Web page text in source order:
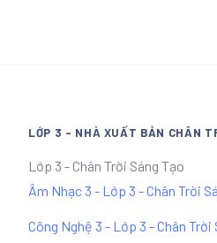
LỚP 3 - NHÀ XUẤT BẢN CHÂN
Lớp 3 - Chân Trời Sáng Tạo
Âm Nhạc 3 - Lớp 3 - Chân Trời
Công Nghệ 3 - Lớp 3 - Chân Trời